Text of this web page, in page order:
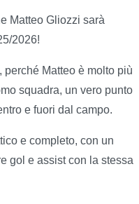
Matteo Gliozzi sarà
2026!
Matteo è molto più
squadra, un vero punto
e fuori dal campo.
e completo, con un
gol e assist con la stessa